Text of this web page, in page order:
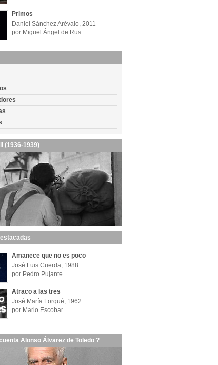
Primos
Daniel Sánchez Arévalo, 2011
por Miguel Ángel de Rus
(1936-1939)
Amanece que no es poco
José Luis Cuerda, 1988
por Pedro Pujante
Atraco a las tres
José María Forqué, 1962
por Mario Escobar
Alonso Álvarez de Toledo ?